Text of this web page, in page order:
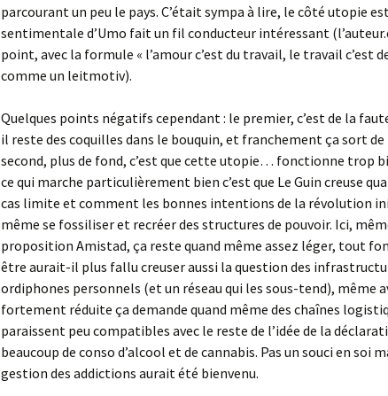
parcourant un peu le pays. C’était sympa à lire, le côté utopie
sentimentale d’Umo fait un fil conducteur intéressant
point, avec la formule « l’amour c’est du travail, le travail c’est
comme un leitmotiv).
Quelques points négatifs cependant : le premier, c’est de la
il reste des coquilles dans le bouquin, et franchement ça sort de
second, plus de fond, c’est que cette utopie… fonctionne trop
ce qui marche particulièrement bien c’est que Le Guin creuse
cas limite et comment les bonnes intentions de la révolution
même se fossiliser et recréer des structures de pouvoir. Ici,
proposition Amistad, ça reste quand même assez léger, tout
être aurait-il plus fallu creuser aussi la question des
ordiphones personnels (et un réseau qui les sous-tend), même
fortement réduite ça demande quand même des chaînes
paraissent peu compatibles avec le reste de l’idée de la
beaucoup de conso d’alcool et de cannabis. Pas un souci en soi
gestion des addictions aurait été bienvenu.